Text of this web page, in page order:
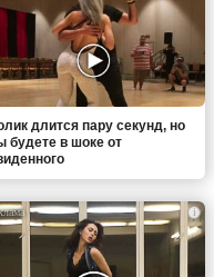
длится пару секунд, но
будете в шоке от
i